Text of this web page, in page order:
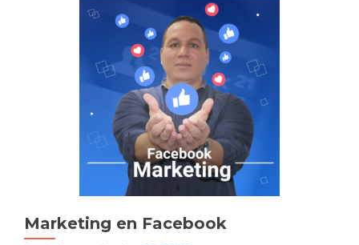
Marketing en Facebook